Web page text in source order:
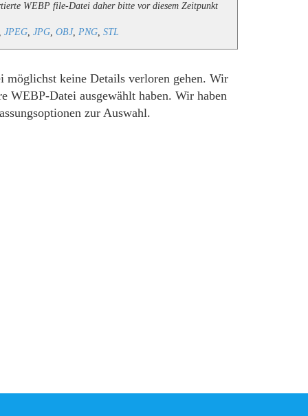
WEBP file-Datei daher bitte vor diesem Zeitpunkt
JPEG, JPG, OBJ, PNG, STL
keine Details verloren gehen. Wir
WEBP-Datei ausgewählt haben. Wir haben
zur Auswahl.